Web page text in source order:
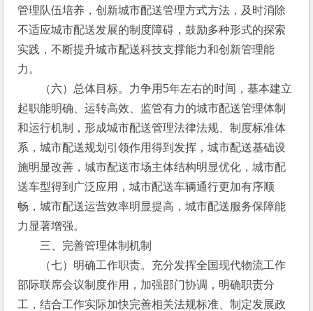
管理队伍培养，创新城市配送管理方式方法，及时消除
不适应城市配送发展的制度障碍，鼓励多种形式的探索
实践，不断提升城市配送科技支撑能力和创新管理能
力。
（六）总体目标。力争用5年左右的时间，基本建立
起职能明确、运转高效、监管有力的城市配送管理体制
和运行机制，形成城市配送管理法律法规、制度标准体
系，城市配送规划引领作用得到发挥，城市配送基础设
施明显改善，城市配送市场主体结构明显优化，城市配
送车型得到广泛应用，城市配送车辆通行更加有序顺
畅，城市配送运营效率明显提高，城市配送服务保障能
力显著增强。
三、完善管理体制机制
（七）明确工作职责。充分发挥全国现代物流工作
部际联席会议制度作用，加强部门协调，明确职责分
工，结合工作实际加快完善相关法规标准、制定发展政